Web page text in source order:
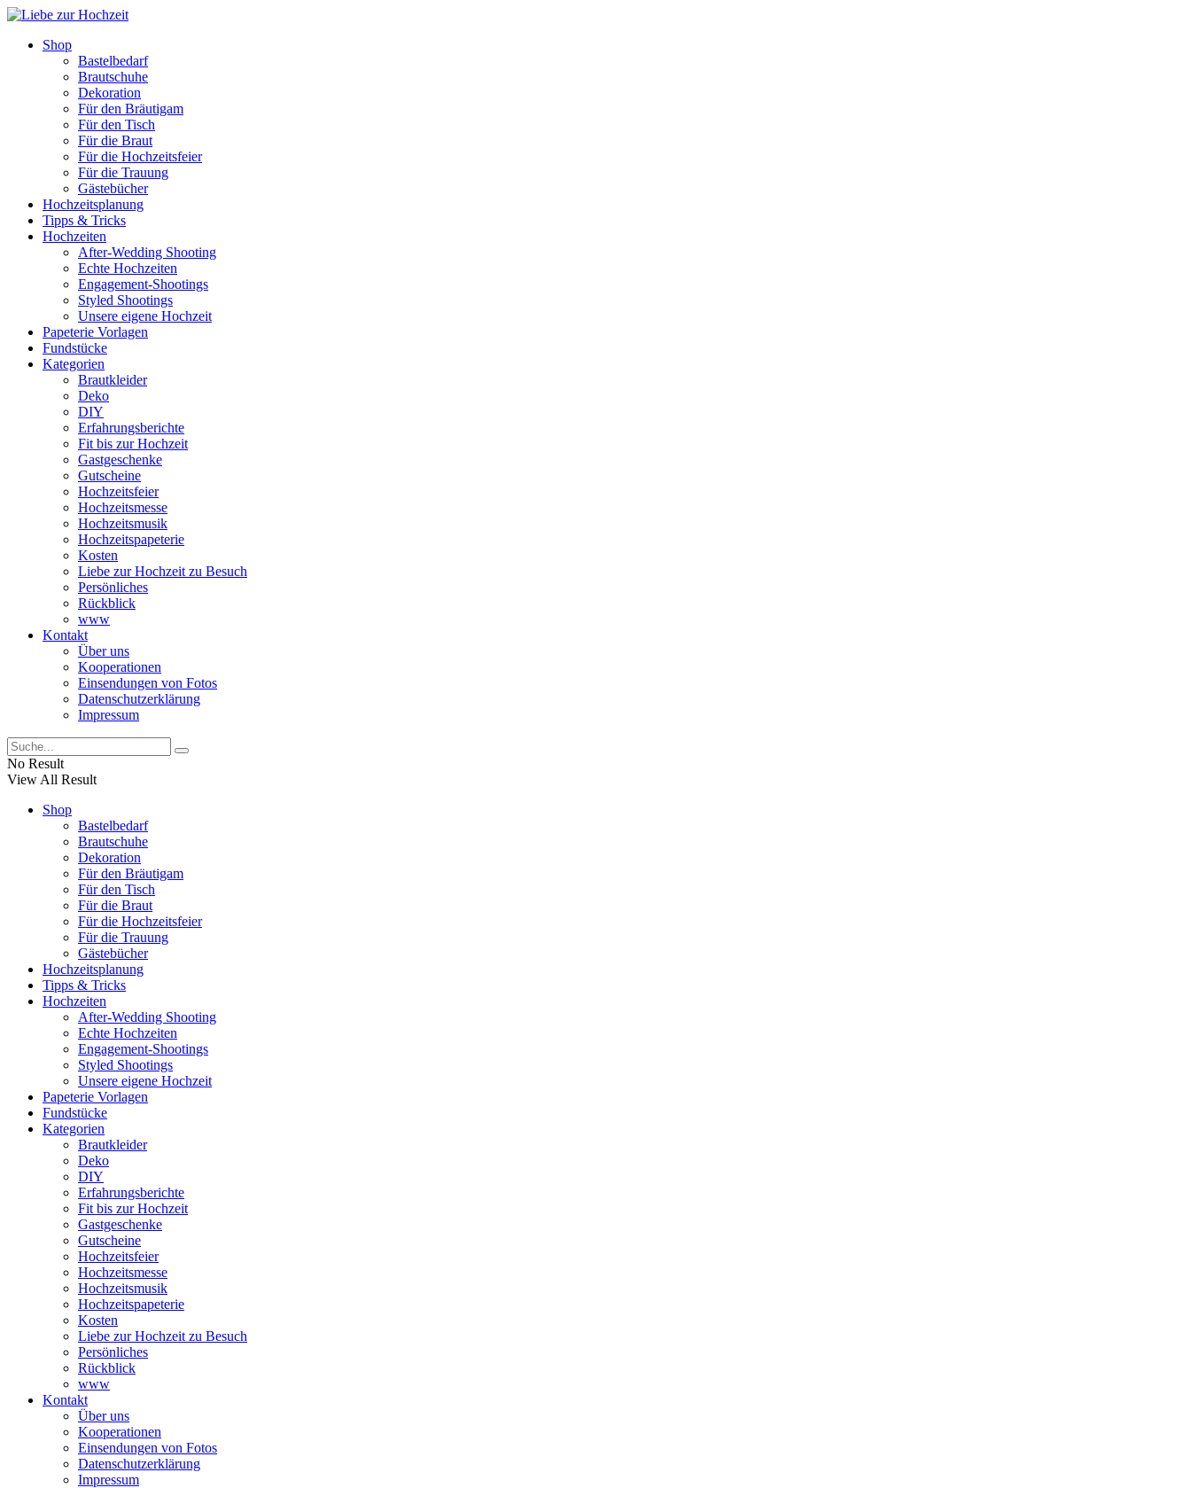
Shop
Bastelbedarf
Brautschuhe
Dekoration
Für den Bräutigam
Für den Tisch
Für die Braut
Für die Hochzeitsfeier
Für die Trauung
Gästebücher
Hochzeitsplanung
Tipps & Tricks
Hochzeiten
After-Wedding Shooting
Echte Hochzeiten
Engagement-Shootings
Styled Shootings
Unsere eigene Hochzeit
Papeterie Vorlagen
Fundstücke
Kategorien
Brautkleider
Deko
DIY
Erfahrungsberichte
Fit bis zur Hochzeit
Gastgeschenke
Gutscheine
Hochzeitsfeier
Hochzeitsmesse
Hochzeitsmusik
Hochzeitspapeterie
Kosten
Liebe zur Hochzeit zu Besuch
Persönliches
Rückblick
www
Kontakt
Über uns
Kooperationen
Einsendungen von Fotos
Datenschutzerklärung
Impressum
No Result
View All Result
Shop
Bastelbedarf
Brautschuhe
Dekoration
Für den Bräutigam
Für den Tisch
Für die Braut
Für die Hochzeitsfeier
Für die Trauung
Gästebücher
Hochzeitsplanung
Tipps & Tricks
Hochzeiten
After-Wedding Shooting
Echte Hochzeiten
Engagement-Shootings
Styled Shootings
Unsere eigene Hochzeit
Papeterie Vorlagen
Fundstücke
Kategorien
Brautkleider
Deko
DIY
Erfahrungsberichte
Fit bis zur Hochzeit
Gastgeschenke
Gutscheine
Hochzeitsfeier
Hochzeitsmesse
Hochzeitsmusik
Hochzeitspapeterie
Kosten
Liebe zur Hochzeit zu Besuch
Persönliches
Rückblick
www
Kontakt
Über uns
Kooperationen
Einsendungen von Fotos
Datenschutzerklärung
Impressum